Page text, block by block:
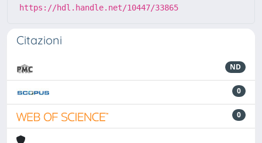
https://hdl.handle.net/10447/33865
Citazioni
ND
0
0